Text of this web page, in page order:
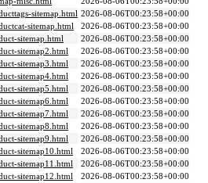
sitemap.html 2026-08-06T00:23:58+00:00
sitemap.html
2026-08-06T00:23:58+00:00
sitemap.html
2026-08-06T00:23:58+00:00
sitemap2.html
2026-08-06T00:23:58+00:00
sitemap3.html
2026-08-06T00:23:58+00:00
sitemap4.html
2026-08-06T00:23:58+00:00
sitemap5.html
2026-08-06T00:23:58+00:00
sitemap6.html
2026-08-06T00:23:58+00:00
sitemap7.html
2026-08-06T00:23:58+00:00
sitemap8.html
2026-08-06T00:23:58+00:00
sitemap9.html
2026-08-06T00:23:58+00:00
sitemap10.html
2026-08-06T00:23:58+00:00
sitemap11.html
2026-08-06T00:23:58+00:00
sitemap12.html
2026-08-06T00:23:58+00:00